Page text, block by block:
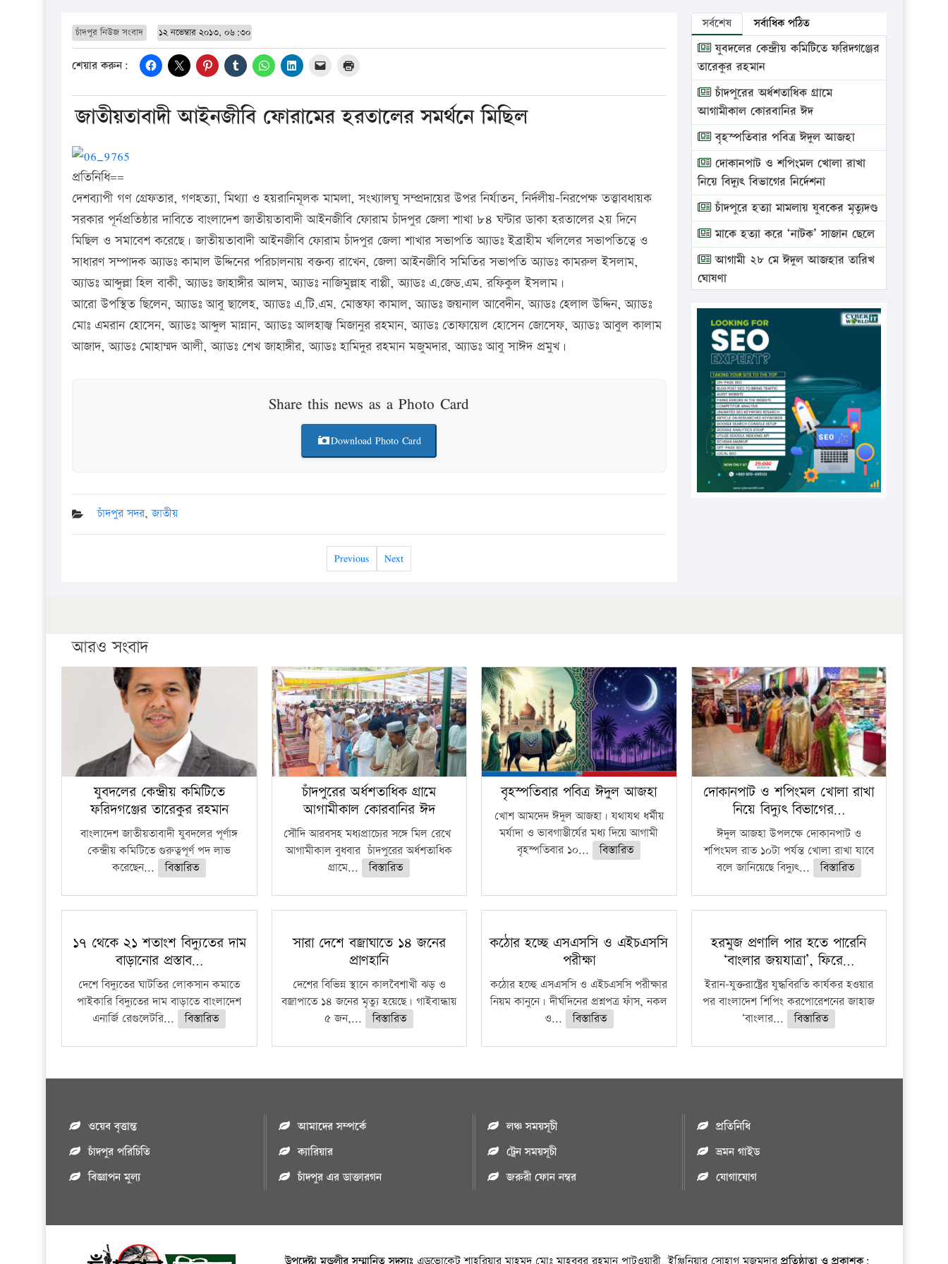
চাঁদপুর নিউজ সংবাদ ১২ নভেম্বার ২০১৩, ০৬:৩০
শেয়ার করুন:
জাতীয়তাবাদী আইনজীবি ফোরামের হরতালের সমর্থনে মিছিল
প্রতিনিধি==
দেশব্যাপী গণ গ্রেফতার, গণহত্যা, মিথ্যা ও হয়রানিমূলক মামলা, সংখ্যালঘু সম্প্রদায়ের উপর নির্যাতন, নির্দলীয়-নিরপেক্ষ তত্ত্বাবধায়ক
সরকার পূর্নপ্রতিষ্ঠার দাবিতে বাংলাদেশ জাতীয়তাবাদী আইনজীবি ফোরাম চাঁদপুর জেলা শাখা ৮৪ ঘন্টার ডাকা হরতালের ২য় দিনে
মিছিল ও সমাবেশ করেছে। জাতীয়তাবাদী আইনজীবি ফোরাম চাঁদপুর জেলা শাখার সভাপতি অ্যাডঃ ইব্রাহীম খলিলের সভাপতিত্বে ও
সাধারণ সম্পাদক অ্যাডঃ কামাল উদ্দিনের পরিচালনায় বক্তব্য রাখেন, জেলা আইনজীবি সমিতির সভাপতি অ্যাডঃ কামরুল ইসলাম,
অ্যাডঃ আব্দুল্লা হিল বাকী, অ্যাডঃ জাহাঙ্গীর আলম, অ্যাডঃ নাজিমুল্লাহ বাপ্পী, অ্যাডঃ এ.জেড.এম. রফিকুল ইসলাম।
আরো উপস্থিত ছিলেন, অ্যাডঃ আবু ছালেহ, অ্যাডঃ এ.টি.এম. মোস্তফা কামাল, অ্যাডঃ জয়নাল আবেদীন, অ্যাডঃ হেলাল উদ্দিন, অ্যাডঃ
মোঃ এমরান হোসেন, অ্যাডঃ আব্দুল মান্নান, অ্যাডঃ আলহাজ্ব মিজানুর রহমান, অ্যাডঃ তোফায়েল হোসেন জোসেফ, অ্যাডঃ আবুল কালাম
আজাদ, অ্যাডঃ মোহাম্মদ আলী, অ্যাডঃ শেখ জাহাঙ্গীর, অ্যাডঃ হামিদুর রহমান মজুমদার, অ্যাডঃ আবু সাঈদ প্রমুখ।
Share this news as a Photo Card
Download Photo Card
চাঁদপুর সদর,জাতীয়
Previous Next
সর্বশেষ সর্বাধিক পঠিত
যুবদলের কেন্দ্রীয় কমিটিতে ফরিদগঞ্জের
তারেকুর রহমান
চাঁদপুরের অর্ধশতাধিক গ্রামে
আগামীকাল কোরবানির ঈদ
বৃহস্পতিবার পবিত্র ঈদুল আজহা
দোকানপাট ও শপিংমল খোলা রাখা
নিয়ে বিদ্যুৎ বিভাগের নির্দেশনা
চাঁদপুরে হত্যা মামলায় যুবকের মৃত্যুদণ্ড
মাকে হত্যা করে ‘নাটক’ সাজান ছেলে
আগামী ২৮ মে ঈদুল আজহার তারিখ
ঘোষণা
ভ্রাম্যমাণ আদালতে দুইটি প্রতিষ্ঠানকে
প্রতিষ্ঠানকে ৪০হাজার টাকা জরিমানা।
এবার লঞ্চের ভাড়া বাড়ল
১৭ থেকে ২১ শতাংশ বিদ্যুতের দাম
বাড়ানোর প্রস্তাব পিডিবির
১৬ মে চাঁদপুর ও ২৫ মে ফেনী সফরে
যাবেন প্রধানমন্ত্রী
উচ্চশিক্ষায় গৌরবময় অর্জন: পূর্ণ
স্কলারশিপে যুক্তরাষ্ট্রে পিএইচডি করছেন
আরও সংবাদ
যুবদলের কেন্দ্রীয় কমিটিতে
ফরিদগঞ্জের তারেকুর রহমান
বাংলাদেশ জাতীয়তাবাদী যুবদলের পূর্ণাঙ্গ
কেন্দ্রীয় কমিটিতে গুরুত্বপূর্ণ পদ লাভ
করেছেন...
বিস্তারিত
চাঁদপুরের অর্ধশতাধিক গ্রামে
আগামীকাল কোরবানির ঈদ
সৌদি আরবসহ মধ্যপ্রাচ্যের সঙ্গে মিল রেখে
আগামীকাল বুধবার চাঁদপুরের অর্ধশতাধিক
গ্রামে...
বিস্তারিত
বৃহস্পতিবার পবিত্র ঈদুল আজহা
খোশ আমদেদ ঈদুল আজহা। যথাযথ ধর্মীয়
মর্যাদা ও ভাবগাম্ভীর্যের মধ্য দিয়ে আগামী
বৃহস্পতিবার ১০...
বিস্তারিত
দোকানপাট ও শপিংমল খোলা রাখা
নিয়ে বিদ্যুৎ বিভাগের…
ঈদুল আজহা উপলক্ষে দোকানপাট ও
শপিংমল রাত ১০টা পর্যন্ত খোলা রাখা যাবে
বলে জানিয়েছে বিদ্যুৎ...
বিস্তারিত
১৭ থেকে ২১ শতাংশ বিদ্যুতের দাম
বাড়ানোর প্রস্তাব…
দেশে বিদ্যুতের ঘাটতির লোকসান কমাতে
পাইকারি বিদ্যুতের দাম বাড়াতে বাংলাদেশ
এনার্জি রেগুলেটরি...
বিস্তারিত
সারা দেশে বজ্রাঘাতে ১৪ জনের
প্রাণহানি
দেশের বিভিন্ন স্থানে কালবৈশাখী ঝড় ও
বজ্রাপাতে ১৪ জনের মৃত্যু হয়েছে। গাইবান্ধায়
৫ জন,...
বিস্তারিত
কঠোর হচ্ছে এসএসসি ও এইচএসসি
পরীক্ষা
কঠোর হচ্ছে এসএসসি ও এইচএসসি পরীক্ষার
নিয়ম কানুনে। দীর্ঘদিনের প্রশ্নপত্র ফাঁস, নকল
ও...
বিস্তারিত
হরমুজ প্রণালি পার হতে পারেনি
‘বাংলার জয়যাত্রা’, ফিরে…
ইরান-যুক্তরাষ্ট্রের যুদ্ধবিরতি কার্যকর হওয়ার
পর বাংলাদেশ শিপিং করপোরেশনের জাহাজ
‘বাংলার...
বিস্তারিত
ওয়েব বৃত্তান্ত
চাঁদপুর পরিচিতি
বিজ্ঞাপন মুল্য
আমাদের সম্পর্কে
ক্যারিয়ার
চাঁদপুর এর ডাক্তারগন
লঞ্চ সময়সূচী
ট্রেন সময়সূচী
জরুরী ফোন নম্বর
প্রতিনিধি
ভ্রমন গাইড
যোগাযোগ